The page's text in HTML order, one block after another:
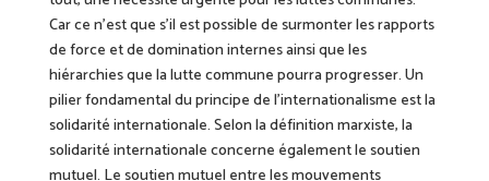
Car ce n’est que s’il est possible de surmonter les rapports
de force et de domination internesainsi queles
hiérarchies que la lutte commune pourra progresser. Un
pilier fondamental du principe de l’internationalisme est la
solidarité internationale. Selon la définition marxiste, la
solidarité internationale concerne également le soutien